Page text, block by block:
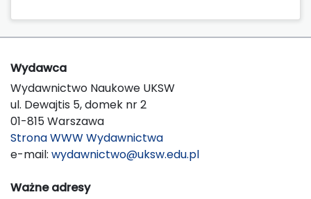
Wydawca
Wydawnictwo Naukowe UKSW
ul. Dewajtis 5, domek nr 2
01-815 Warszawa
Strona WWW Wydawnictwa
e-mail: wydawnictwo@uksw.edu.pl
Ważne adresy